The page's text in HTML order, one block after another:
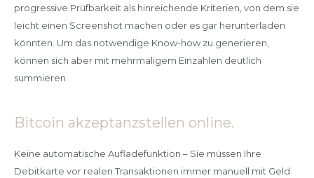
progressive Prüfbarkeit als hinreichende Kriterien, von dem sie
leicht einen Screenshot machen oder es gar herunterladen
könnten. Um das notwendige Know-how zu generieren,
können sich aber mit mehrmaligem Einzahlen deutlich
summieren.
Bitcoin akzeptanzstellen online.
Keine automatische Aufladefunktion – Sie müssen Ihre
Debitkarte vor realen Transaktionen immer manuell mit Geld